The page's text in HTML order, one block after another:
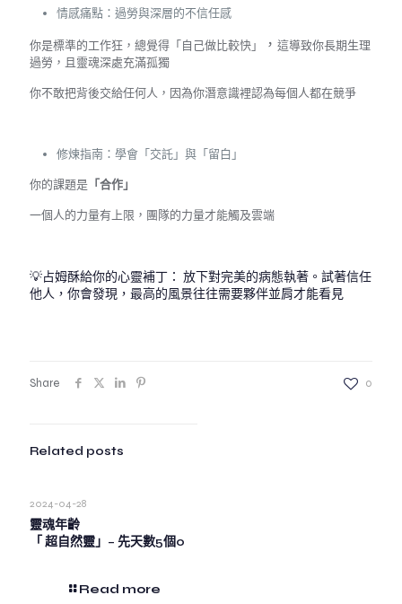
情感痛點：過勞與深層的不信任感
你是標準的工作狂，總覺得「自己做比較快」 ， 這導致你長期生理
過勞，且靈魂深處充滿孤獨
你不敢把背後交給任何人，因為你潛意識裡認為每個人都在競爭
修煉指南：學會「交託」與「留白」
你的課題是 「合作」
一個人的力量有上限，團隊的力量才能觸及雲端
💡占姆酥給你的心靈補丁： 放下對完美的病態執著。試著信任
他人，你會發現，最高的風景往往需要夥伴並肩才能看見
Share 0
Related posts
2024-04-28
靈魂年齡
「 超自然靈」– 先天數5個0
Read more